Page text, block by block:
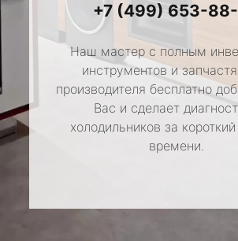
+7 (499) 653-
Наш мастер с полным
инструментов и
производителя бесплатно
Вас и сделает
холодильников за
времени.